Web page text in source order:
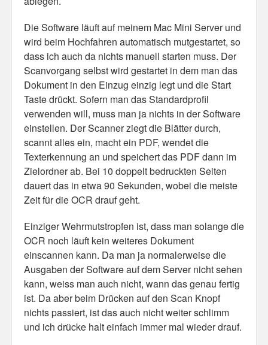
Die Software läuft auf meinem Mac Mini Server und
wird beim Hochfahren automatisch mutgestartet, so
dass ich auch da nichts manuell starten muss. Der
Scanvorgang selbst wird gestartet in dem man das
Dokument in den Einzug einzig legt und die Start
Taste drückt. Sofern man das Standardprofil
verwenden will, muss man ja nichts in der Software
einstellen. Der Scanner ziegt die Blätter durch,
scannt alles ein, macht ein PDF, wendet die
Texterkennung an und speichert das PDF dann im
Zielordner ab. Bei 10 doppelt bedruckten Seiten
dauert das in etwa 90 Sekunden, wobei die meiste
Zeit für die OCR drauf geht.
Einziger Wehrmutstropfen ist, dass man solange die
OCR noch läuft kein weiteres Dokument
einscannen kann. Da man ja normalerweise die
Ausgaben der Software auf dem Server nicht sehen
kann, weiss man auch nicht, wann das genau fertig
ist. Da aber beim Drücken auf den Scan Knopf
nichts passiert, ist das auch nicht weiter schlimm
und ich drücke halt einfach immer mal wieder drauf.